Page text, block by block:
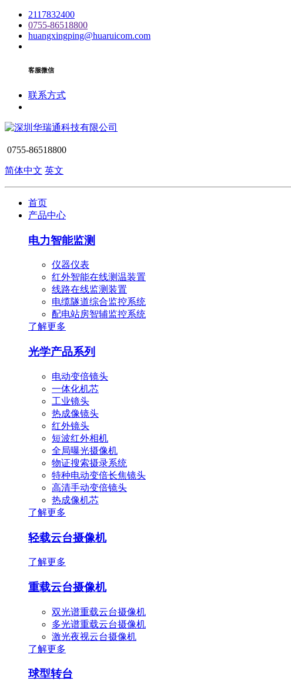
2117832400
0755-86518800
huangxingping@huaruicom.com
客服微信
联系方式
0755-86518800
简体中文 英文
首页
产品中心
电力智能监测
仪器仪表
红外智能在线测温装置
线路在线监测装置
电缆隧道综合监控系统
配电站房智辅监控系统
了解更多
光学产品系列
电动变倍镜头
一体化机芯
工业镜头
热成像镜头
红外镜头
短波红外相机
全局曝光摄像机
物证搜索摄录系统
特种电动变倍长焦镜头
高清手动变倍镜头
热成像机芯
了解更多
轻载云台摄像机
了解更多
重载云台摄像机
双光谱重载云台摄像机
多光谱重载云台摄像机
激光夜视云台摄像机
了解更多
球型转台